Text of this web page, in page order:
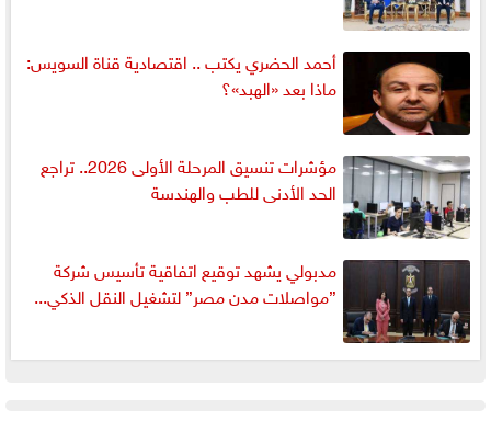
أحمد الحضري يكتب .. اقتصادية قناة السويس:
ماذا بعد «الهبد»؟
مؤشرات تنسيق المرحلة الأولى 2026.. تراجع
الحد الأدنى للطب والهندسة
مدبولي يشهد توقيع اتفاقية تأسيس شركة
”مواصلات مدن مصر” لتشغيل النقل الذكي...